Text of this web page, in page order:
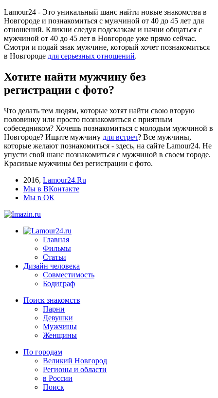
Lamour24 - Это уникальный шанс найти новые знакомства в
Новгороде и познакомиться с мужчиной от 40 до 45 лет для
отношений. Кликни следуя подсказкам и начни общаться с
мужчиной от 40 до 45 лет в Новгороде уже прямо сейчас.
Смотри и подай знак мужчине, который хочет познакомиться
в Новгороде для серьезных отношений.
Хотите найти мужчину без
регистрации с фото?
Что делать тем людям, которые хотят найти свою вторую
половинку или просто познакомиться с приятным
собеседником? Хочешь познакомиться c молодым мужчиной в
Новгороде? Ищите мужчину для встреч? Все мужчины,
которые желают познакомиться - здесь, на сайте Lamour24. Не
упусти свой шанс познакомиться с мужчиной в своем городе.
Красивые мужчины без регистрации с фото.
2016, Lamour24.Ru
Мы в ВКонтакте
Мы в ОК
Главная
Фильмы
Статьи
Дизайн человека
Совместимость
Бодиграф
Поиск знакомств
Парни
Девушки
Мужчины
Женщины
По городам
Великий Новгород
Регионы и области
в России
Поиск